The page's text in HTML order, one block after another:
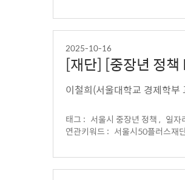
2025-10-16
[재단] [중장년 정
이철희(서울대학교 경제학부
태그 : 서울시 중장년 정책 , 일자
연관키워드 : 서울시50플러스재